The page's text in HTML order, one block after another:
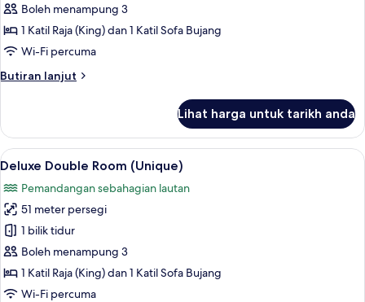
Double
Room,
Terrace,
Garden
View
Boleh menampung 3
1 Katil Raja (King) dan 1 Katil Sofa Bujang
Wi-Fi percuma
Butiran lanjut
Butiran
Double
Room,
Terrace,
View
Lihat harga untuk tarikh anda
Lihat
semua
foto
untuk
Deluxe
Double
Room
(Unique)
Deluxe Double Room (Unique) |
5
Deluxe Double Room (Unique)
Pemandangan sebahagian lautan
51 meter persegi
1 bilik tidur
Boleh menampung 3
1 Katil Raja (King) dan 1 Katil Sofa Bujang
Wi-Fi percuma